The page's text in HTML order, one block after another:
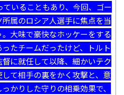
いることもあり、今回、ゴー
属のロシア人選手に焦点を当
大味で豪快なホッケーをする
たチームだったけど、トルト
督に就任して以降、細かいテク
て相手の裏をかく攻撃と、意
かりした守りの相乗効果で、